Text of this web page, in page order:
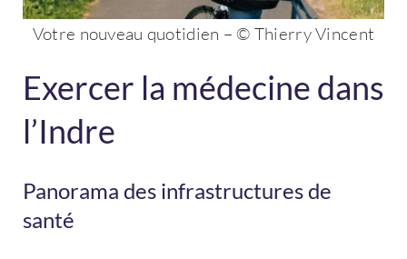
Votre nouveau quotidien – © Thierry Vincent
Exercer la médecine dans
l’Indre
Panorama des infrastructures de
santé